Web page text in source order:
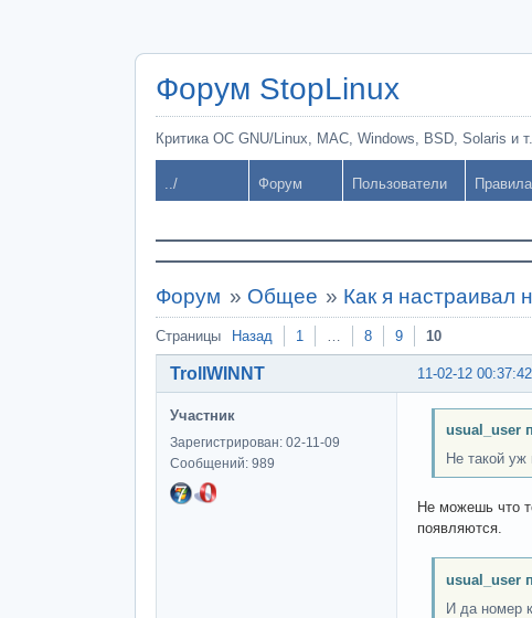
Форум StopLinux
Критика ОС GNU/Linux, MAC, Windows, BSD, Solaris и
../ Форум Пользователи Правила
Форум » Общее » Как я настраивал
Страницы Назад 1 … 8 9 10
11-02-12 00:37:42
TrollWINNT
Участник
Зарегистрирован: 02-11-09
Сообщений: 989
usual_user
Не такой уж
Не можешь что
появляются.
usual_user
И да номер